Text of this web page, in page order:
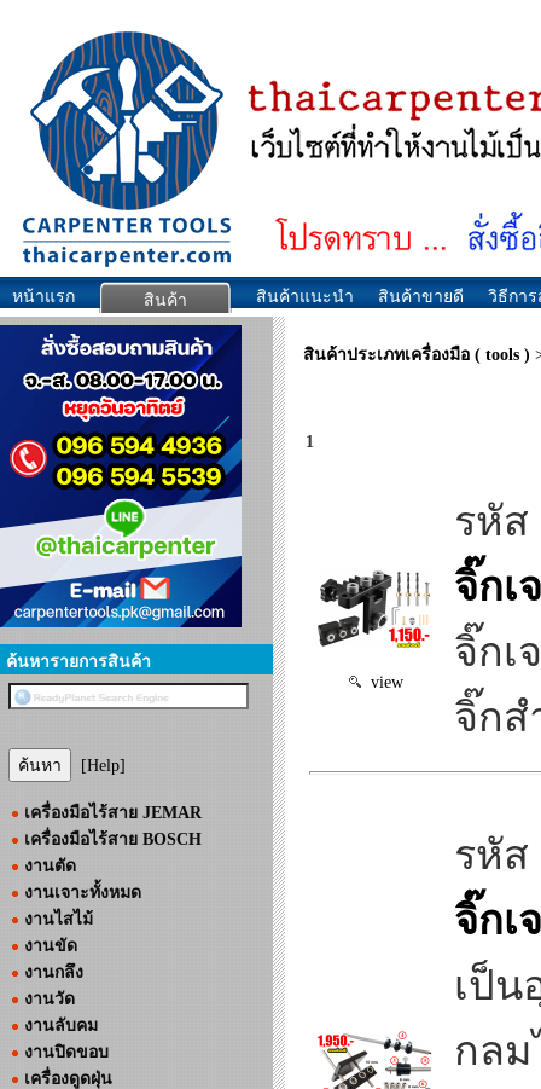
หน้าแรก สินค้า สินค้าแนะนำ สินค้าขายดี วิธีกา
ค้นหารายการสินค้า
[Help]
เครื่องมือไร้สาย JEMAR
เครื่องมือไร้สาย BOSCH
งานตัด
งานเจาะทั้งหมด
งานไสไม้
งานขัด
งานกลึง
งานวัด
งานลับคม
งานปิดขอบ
เครื่องดูดฝุ่น
สินค้าประเภทเครื่องมือ ( tools )
1
view
รหัส
จิ๊กเ
จิ๊กเ
จิ๊กส
รหัส
จิ๊กเ
เป็น
กลม